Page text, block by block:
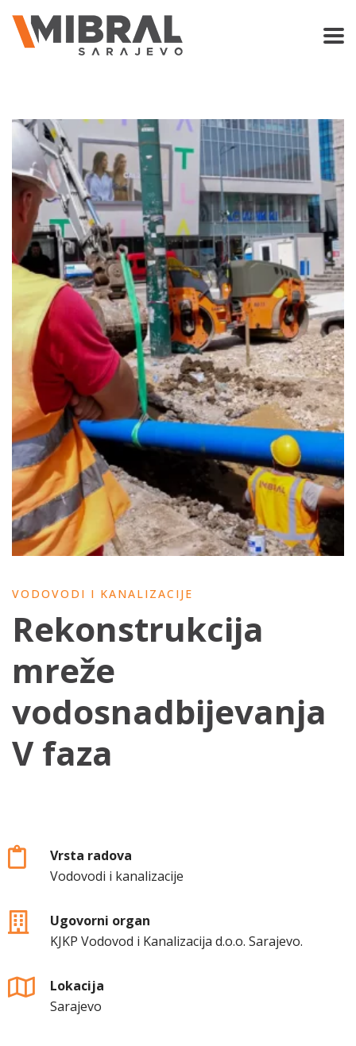
VODOVODI I KANALIZACIJE
Rekonstrukcija
mreže
vodosnadbijevanja
V faza
Vrsta radova
Vodovodi i kanalizacije
Ugovorni organ
KJKP Vodovod i Kanalizacija d.o.o. Sarajevo.
Lokacija
Sarajevo